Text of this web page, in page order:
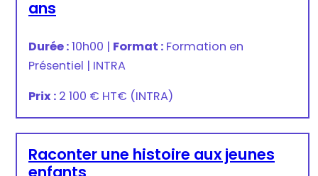
ans
Durée :10h00 | Format : Formation en
Présentiel | INTRA
Prix : 2 100 € HT€ (INTRA)
Raconter une histoire aux jeunes